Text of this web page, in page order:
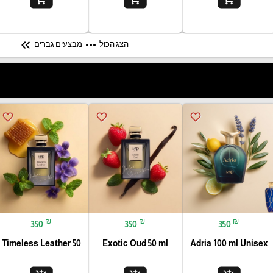
הצג הכול more_horiz מבצעים גברים keyboard_double_arrow_left
favorite_border
350 ₪
Adria 100 ml Unisex
favorite_border
350 ₪
Exotic Oud 50 ml
favorite_border
350 ₪
Timeless Leather 50